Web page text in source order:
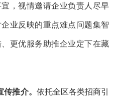
，视情邀请企业负责人尽早
业反映的重点难点问题集智
更优服务助推企业定下在藏
传推介。 依托全区各类招商引